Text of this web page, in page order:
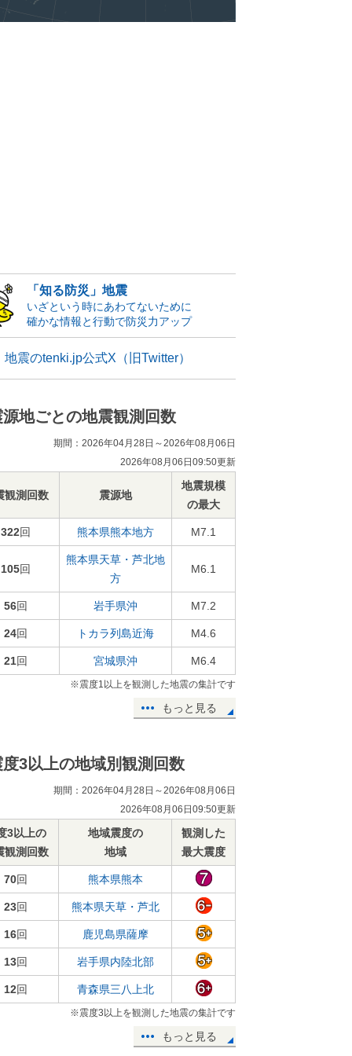
「知る防災」地震
いざという時にあわてないために
確かな情報と行動で防災力アップ
地震のtenki.jp公式X（旧Twitter）
源地ごとの地震観測回数
期間：2026年04月28日～2026年08月06日
2026年08月06日09:50更新
観測回数 震源地
地震規模
の最大
322回 熊本県熊本地方 M7.1
105回
熊本県天草・芦北地
方
M6.1
56回 岩手県沖 M7.2
24回 トカラ列島近海 M4.6
21回 宮城県沖 M6.4
※震度1以上を観測した地震の集計です
もっと見る
度3以上の地域別観測回数
期間：2026年04月28日～2026年08月06日
2026年08月06日09:50更新
3以上の
観測回数
地域震度の
地域
観測した
最大震度
70回 熊本県熊本
23回 熊本県天草・芦北
16回 鹿児島県薩摩
13回 岩手県内陸北部
12回 青森県三八上北
※震度3以上を観測した地震の集計です
もっと見る